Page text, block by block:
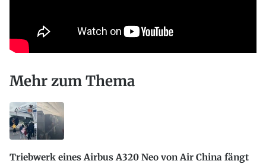
Mehr zum Thema
Triebwerk eines Airbus A320 Neo von Air China fängt